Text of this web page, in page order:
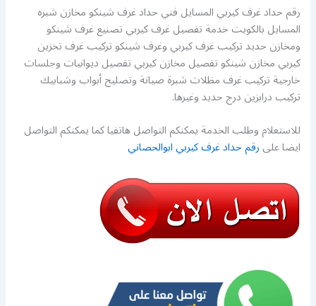
رقم حداد غرف كيربي المسايل فني حداد غرف شينكو مخازن شبره
المسايل بالكويت خدمة تفصيل غرف كيربي تصنيع غرف شينكو
ومخازن حديد تركيب غرف كيربي وغرف شينكو تركيب غرف تخزين
كيربي مخازن شينكو تفصيل مخازن كيربي تفصيل ديوانيات وجلسات
خارجية تركيب غرف مظلات شبرة صيانة وتصليح أبواب وشبابيك
تركيب درابزين درج حديد وغيرها.
للاستعلام وطلب الخدمة يمكنكم التواصل هاتفيا كما يمكنكم التواصل
ايضا علىرقم حداد غرف كيربي ابوالحصاني